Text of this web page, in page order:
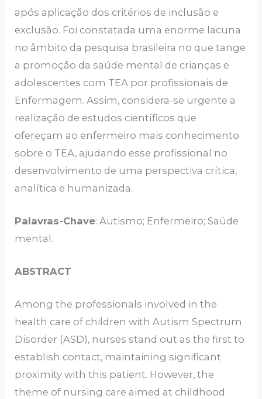
após aplicação dos critérios de inclusão e
exclusão. Foi constatada uma enorme lacuna
no âmbito da pesquisa brasileira no que tange
a promoção da saúde mental de crianças e
adolescentes com TEA por profissionais de
Enfermagem. Assim, considera-se urgente a
realização de estudos científicos que
ofereçam ao enfermeiro mais conhecimento
sobre o TEA, ajudando esse profissional no
desenvolvimento de uma perspectiva crítica,
analítica e humanizada.
Palavras-Chave: Autismo; Enfermeiro; Saúde
mental.
ABSTRACT
Among the professionals involved in the
health care of children with Autism Spectrum
Disorder (ASD), nurses stand out as the first to
establish contact, maintaining significant
proximity with this patient. However, the
theme of nursing care aimed at childhood